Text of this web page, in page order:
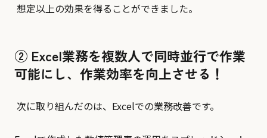
想定以上の効果を得ることができました。
② Excel業務を複数⼈で同時並⾏で作業
可能にし、作業効率を向上させる！
次に取り組んだのは、Excelでの業務改善です。